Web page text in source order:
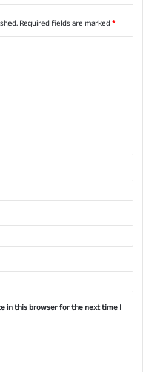
Required fields are marked*
in this browser for the next time I